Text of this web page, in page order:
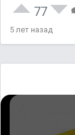
77
5 лет назад